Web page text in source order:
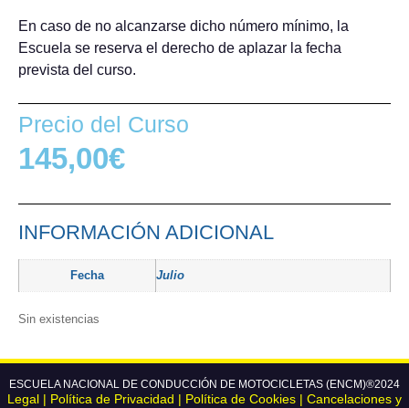
En caso de no alcanzarse dicho número mínimo, la
Escuela se reserva el derecho de aplazar la fecha
prevista del curso.
Precio del Curso
145,00€
INFORMACIÓN ADICIONAL
Fecha Julio
Sin existencias
ESCUELA NACIONAL DE CONDUCCIÓN DE MOTOCICLETAS (ENCM)®2024
Legal | Política de Privacidad | Política de Cookies | Cancelaciones y